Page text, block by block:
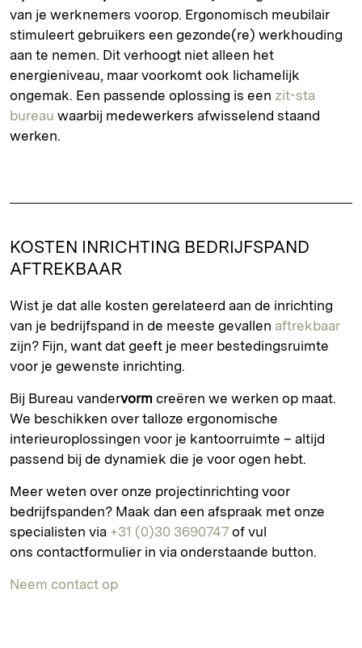
van je werknemers voorop. Ergonomisch meubilair
stimuleert gebruikers een gezonde(re) werkhouding
aan te nemen. Dit verhoogt niet alleen het
energieniveau, maar voorkomt ook lichamelijk
ongemak. Een passende oplossing is een zit-sta
bureau waarbij medewerkers afwisselend staand
werken.
KOSTEN INRICHTING BEDRIJFSPAND
AFTREKBAAR
Wist je dat alle kosten gerelateerd aan de inrichting
van je bedrijfspand in de meeste gevallen aftrekbaar
zijn? Fijn, want dat geeft je meer bestedingsruimte
voor je gewenste inrichting.
Bij Bureau vandervorm creëren we werken op maat.
We beschikken over talloze ergonomische
interieuroplossingen voor je kantoorruimte – altijd
passend bij de dynamiek die je voor ogen hebt.
Meer weten over onze projectinrichting voor
bedrijfspanden? Maak dan een afspraak met onze
specialisten via +31 (0)30 3690747 of vul
ons contactformulier in via onderstaande button.
Neem contact op